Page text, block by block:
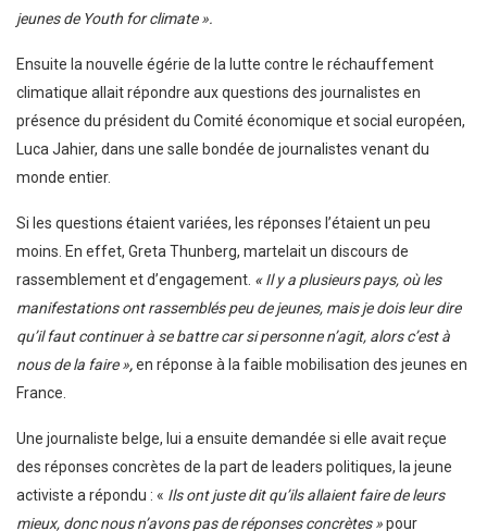
jeunes de Youth for climate ».
Ensuite la nouvelle égérie de la lutte contre le réchauffement
climatique allait répondre aux questions des journalistes en
présence du président du Comité économique et social européen,
Luca Jahier, dans une salle bondée de journalistes venant du
monde entier.
Si les questions étaient variées, les réponses l’étaient un peu
moins. En effet, Greta Thunberg, martelait un discours de
rassemblement et d’engagement. «Il y a plusieurs pays, où les
manifestations ont rassemblés peu de jeunes, mais je dois leur dire
qu’il faut continuer à se battre car si personne n’agit, alors c’est à
nous de la faire »,en réponse à la faible mobilisation des jeunes en
France.
Une journaliste belge, lui a ensuite demandée si elle avait reçue
des réponses concrètes de la part de leaders politiques, la jeune
activiste a répondu : « Ils ont juste dit qu’ils allaient faire de leurs
mieux, donc nous n’avons pas de réponses concrètes »pour